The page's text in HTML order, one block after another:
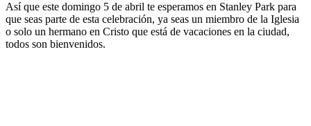
Así que este domingo 5 de abril te esperamos en Stanley Park para
que seas parte de esta celebración, ya seas un miembro de la Iglesia
o solo un hermano en Cristo que está de vacaciones en la ciudad,
todos son bienvenidos.